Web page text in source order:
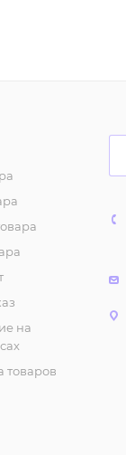
на
товаров